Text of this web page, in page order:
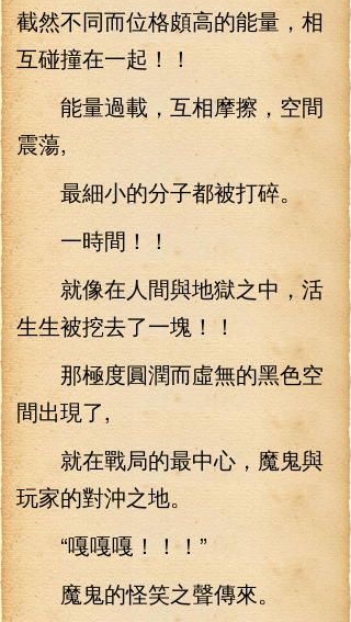
截然不同而位格頗高的能量，相
互碰撞在一起！！
能量過載，互相摩擦，空間
震蕩,
最細小的分子都被打碎。
一時間！！
就像在人間與地獄之中，活
生生被挖去了一塊！！
那極度圓潤而虛無的黑色空
間出現了,
就在戰局的最中心，魔鬼與
玩家的對沖之地。
“嘎嘎嘎！！！”
魔鬼的怪笑之聲傳來。